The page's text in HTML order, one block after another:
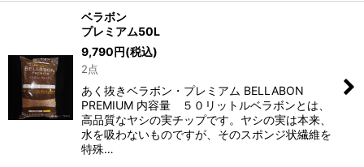
ベラボン
プレミアム50L
9,790円(税込)
2点
あく抜きベラボン・プレミアム BELLABON
PREMIUM 内容量 ５０リットルベラボンとは、
高品質なヤシの実チップです。ヤシの実は本来、
水を吸わないものですが、そのスポンジ状繊維を
特殊…